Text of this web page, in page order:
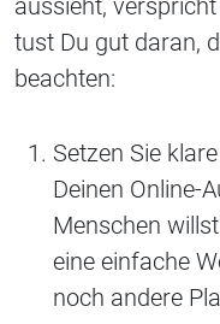
tust Du gut daran,
beachten:
Setzen Sie
Deinen Online-
Menschen
eine einfache
noch andere